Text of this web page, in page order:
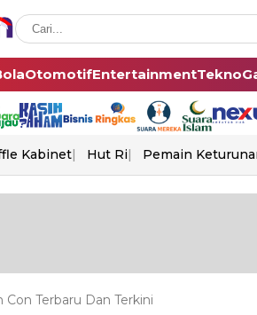
OtomotifEntertainmentTekno
Kabinet Hut Ri Pemain
Terbaru Dan Terkini